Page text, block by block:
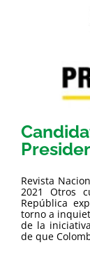
Revista
2021 Otros
República
torno a
de la
de que